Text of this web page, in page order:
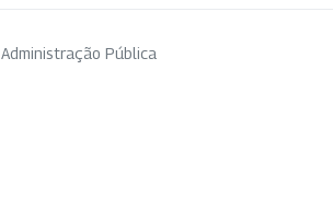
Administração Pública